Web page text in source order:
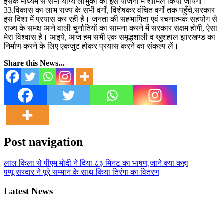
33.विकास का लाभ राज्य के सभी वर्गों, विशेषकर वंचित वर्गों तक पहुँचे,सरकार
इस दिशा में प्रयास कर रही है। जनता की सहभागिता एवं रचनात्मक सहयोग से
राज्य के समक्ष आने वाली चुनौतियों का सामना करने में सरकार सक्षम होगी, ऐसा
मेरा विश्वास है। आइये, आज हम सभी एक समृद्धशाली व खुशहाल झारखण्ड का
निर्माण करने के लिए एकजुट होकर प्रयास करने का संकल्प लें।
Share this News...
Post navigation
लाल किला से पीएम मोदी ने दिया ८३ मिनट का भाषण,जाने क्या कहा
पप्पू सरदार ने पूरे सम्मान के साथ किया तिरंगा का वितरण
Latest News